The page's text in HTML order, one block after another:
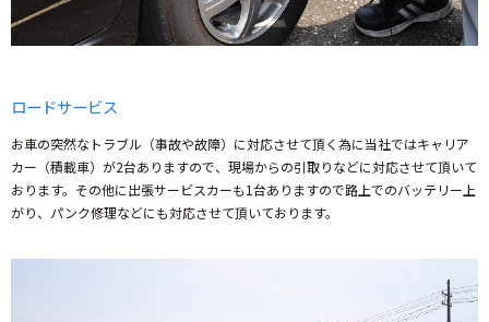
ロードサービス
お車の突然なトラブル（事故や故障）に対応させて頂く為に当社ではキャリア
カー（積載車）が2台ありますので、現場からの引取りなどに対応させて頂いて
おります。その他に出張サービスカーも1台ありますので路上でのバッテリー上
がり、パンク修理などにも対応させて頂いております。